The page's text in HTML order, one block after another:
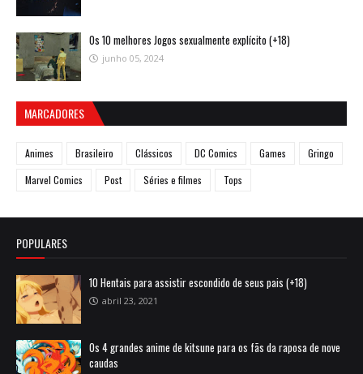
Os 10 melhores Jogos sexualmente explícito (+18)
junho 05, 2024
MARCADORES
Animes Brasileiro Clássicos DC Comics Games
Gringo
Marvel Comics
Post Séries e filmes Tops
POPULARES
10 Hentais para assistir escondido de seus pais (+18)
abril 23, 2021
Os 4 grandes anime de kitsune para os fãs da raposa de nove
caudas